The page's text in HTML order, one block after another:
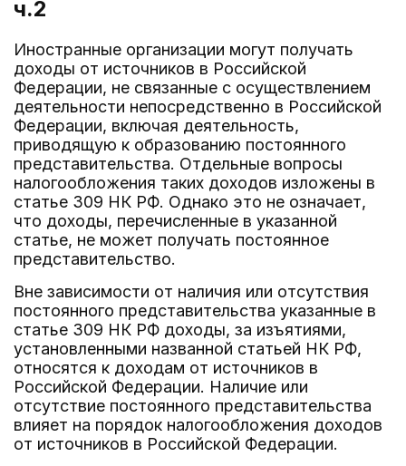
ч.2
Иностранные организации могут получать
доходы от источников в Российской
Федерации, не связанные с осуществлением
деятельности непосредственно в Российской
Федерации, включая деятельность,
приводящую к образованию постоянного
представительства. Отдельные вопросы
налогообложения таких доходов изложены в
статье 309 НК РФ. Однако это не означает,
что доходы, перечисленные в указанной
статье, не может получать постоянное
представительство.
Вне зависимости от наличия или отсутствия
постоянного представительства указанные в
статье 309 НК РФ доходы, за изъятиями,
установленными названной статьей НК РФ,
относятся к доходам от источников в
Российской Федерации. Наличие или
отсутствие постоянного представительства
влияет на порядок налогообложения доходов
от источников в Российской Федерации.